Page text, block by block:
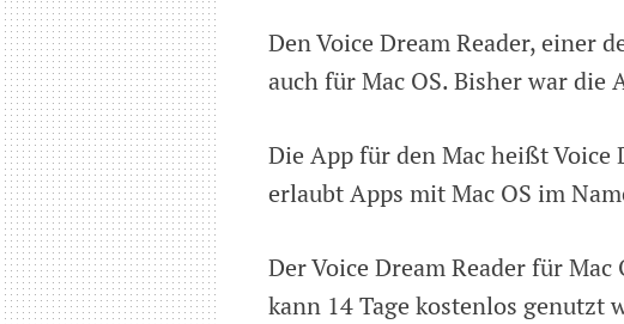
Dream
jetzt
Mac
OS
Den Voice Dream Reader, einer
auch für Mac OS. Bisher war
Die App für den Mac heißt Voice
erlaubt Apps mit Mac OS im
Der Voice Dream Reader für
kann 14 Tage kostenlos genutzt